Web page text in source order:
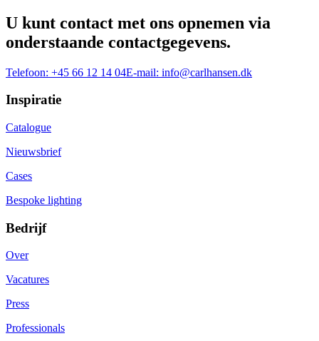
U kunt contact met ons opnemen via
onderstaande contactgegevens.
Telefoon: +45 66 12 14 04E-mail: info@carlhansen.dk
Inspiratie
Catalogue
Nieuwsbrief
Cases
Bespoke lighting
Bedrijf
Over
Vacatures
Press
Professionals